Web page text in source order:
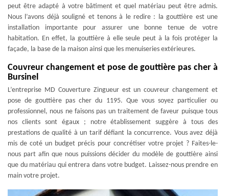
peut être adapté à votre bâtiment et quel matériau peut être admis.
Nous l’avons déjà souligné et tenons à le redire : la gouttière est une
installation importante pour assurer une bonne tenue de votre
habitation. En effet, la gouttière à elle seule peut à la fois protéger la
façade, la base de la maison ainsi que les menuiseries extérieures.
Couvreur changement et pose de gouttière pas cher à
Bursinel
L’entreprise MD Couverture Zingueur est un couvreur changement et
pose de gouttière pas cher du 1195. Que vous soyez particulier ou
professionnel, nous ne faisons pas un traitement de faveur puisque tous
nos clients sont égaux ; notre établissement suggère à tous des
prestations de qualité à un tarif défiant la concurrence. Vous avez déjà
mis de coté un budget précis pour concrétiser votre projet ? Faites-le-
nous part afin que nous puissions décider du modèle de gouttière ainsi
que du matériau qui entrera dans votre budget. Laissez-nous prendre en
main votre projet.